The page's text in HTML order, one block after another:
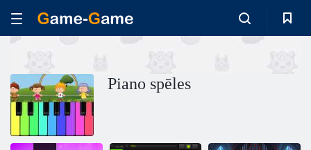
Piano spēles